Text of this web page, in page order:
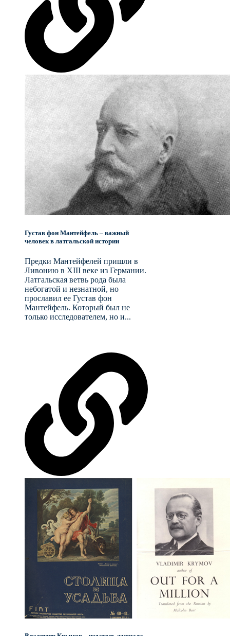
Густав фон Мантейфель – важный
человек в латгальской истории
Предки Мантейфелей пришли в
Ливонию в XIII веке из Германии.
Латгальская ветвь рода была
небогатой и незнатной, но
прославил ее Густав фон
Мантейфель. Который был не
только исследователем, но и...